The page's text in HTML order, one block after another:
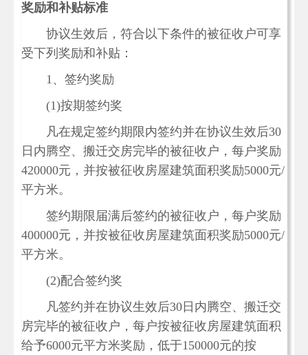
奖励和补贴标准
协议生效后，符合以下条件的被征收户可享
受下列奖励和补贴：
1、签约奖励
(1)按期签约奖
凡在规定签约期限内签约并在协议生效后30
日内腾空、搬迁交房完毕的被征收户，每户奖励
420000元，并按被征收房屋建筑面积奖励5000元/
平方米。
签约期限届满后签约的被征收户，每户奖励
400000元，并按被征收房屋建筑面积奖励5000元/
平方米。
(2)配合签约奖
凡签约并在协议生效后30日内腾空、搬迁交
房完毕的被征收户，每户按被征收房屋建筑面积
给予6000元平方米奖励，低于150000元的按